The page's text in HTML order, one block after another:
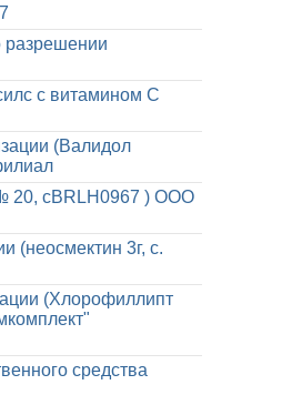
с витамином С
(Валидол
20, сBRLH0967 ) ООО
(неосмектин 3г, с.
(Хлорофиллипт
средства